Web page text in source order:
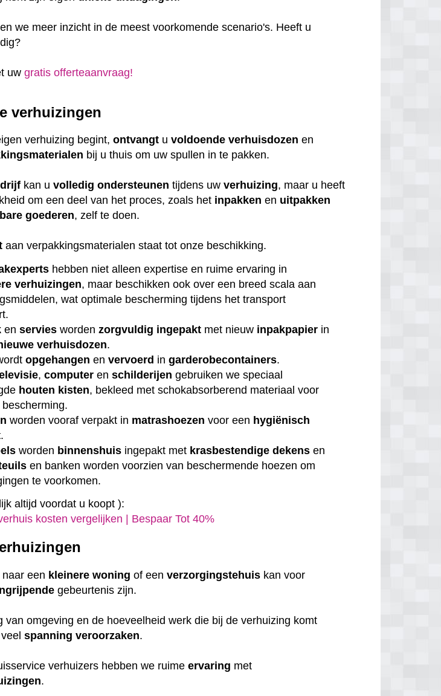
we meer inzicht in de meest voorkomende scenario's. Heeft u
uwgratis offerteaanvraag!
verhuizingen
verhuizing begint,ontvangt uvoldoende verhuisdozen en
bij u thuis om uw spullen in te pakken.
kan uvolledig ondersteunen tijdens uwverhuizing, maar u heeft
om een deel van het proces, zoals het inpakken en uitpakken
goederen, zelf te doen.
aan verpakkingsmaterialen staat tot onze beschikking.
hebben niet alleen expertise en ruime ervaring in
verhuizingen, maar beschikken ook over een breed scala aan
wat optimale bescherming tijdens het transport
enservies wordenzorgvuldig ingepakt met nieuw inpakpapier in
verhuisdozen.
opgehangen envervoerd ingarderobecontainers.
,computer enschilderijen gebruiken we speciaal
houten kisten, bekleed met schokabsorberend materiaal voor
worden vooraf verpakt in matrashoezen voor een hygiënisch
.
worden binnenshuis ingepakt met krasbestendige dekens en
en banken worden voorzien van beschermende hoezen om
te voorkomen.
altijd voordat u koopt ):
kosten vergelijken | Bespaar Tot 40%
naar een kleinere woning of eenverzorgingstehuis kan voor
gebeurtenis zijn.
van omgeving en de hoeveelheid werk die bij de verhuizing komt
veelspanning veroorzaken.
verhuizers hebben we ruimeervaring met
.